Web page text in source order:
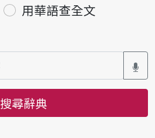
用華語查全文
搜尋辭典